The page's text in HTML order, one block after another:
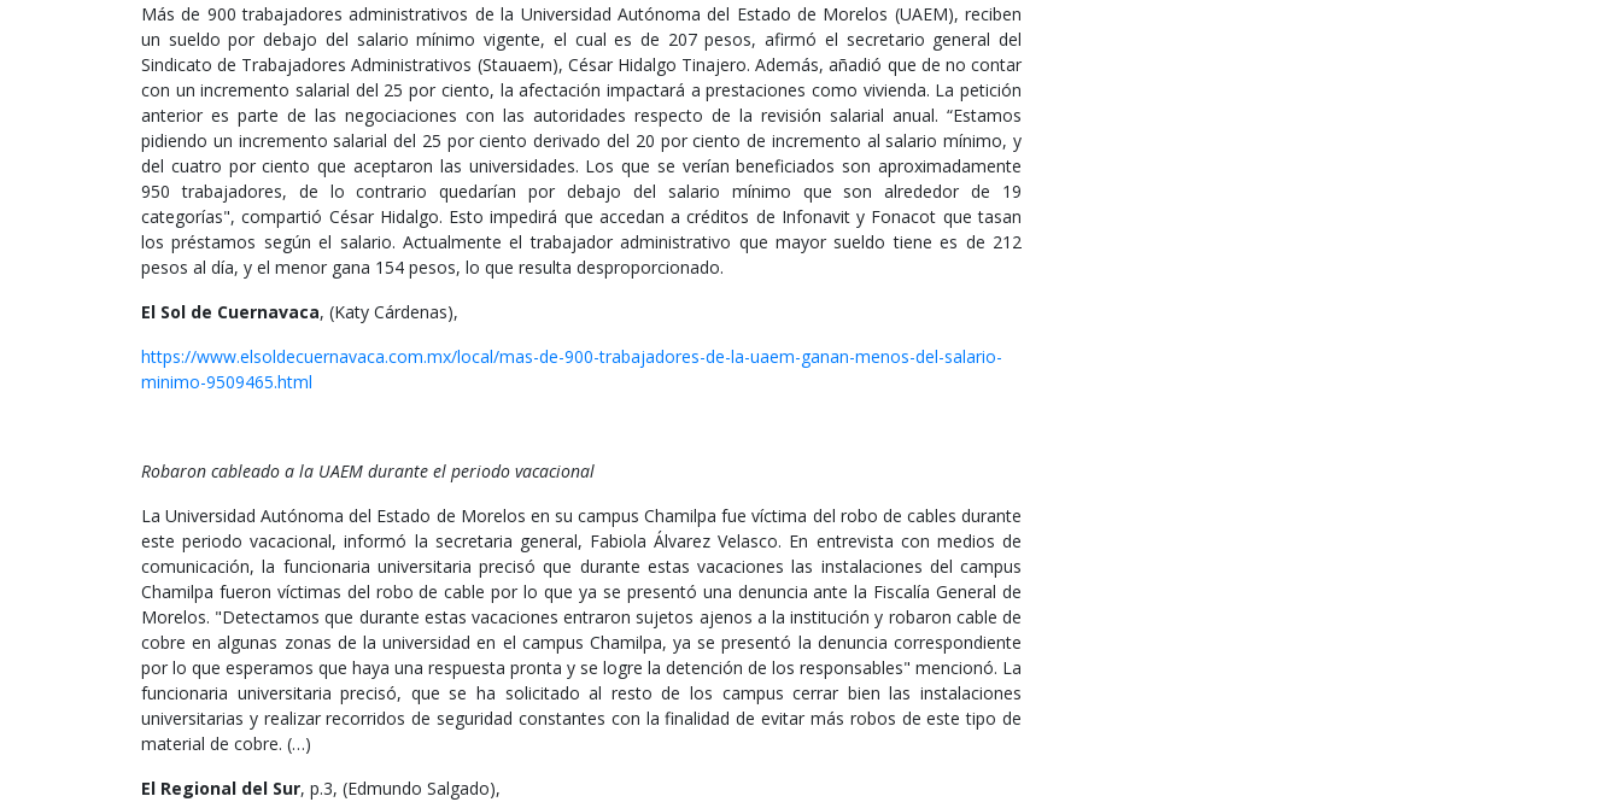
Más de 900 trabajadores administrativos de la Universidad Autónoma del Estado de Morelos (UAEM), reciben
un sueldo por debajo del salario mínimo vigente, el cual es de 207 pesos, afirmó el secretario general del
Sindicato de Trabajadores Administrativos (Stauaem), César Hidalgo Tinajero. Además, añadió que de no contar
con un incremento salarial del 25 por ciento, la afectación impactará a prestaciones como vivienda. La petición
anterior es parte de las negociaciones con las autoridades respecto de la revisión salarial anual. “Estamos
pidiendo un incremento salarial del 25 por ciento derivado del 20 por ciento de incremento al salario mínimo, y
del cuatro por ciento que aceptaron las universidades. Los que se verían beneficiados son aproximadamente
950 trabajadores, de lo contrario quedarían por debajo del salario mínimo que son alrededor de 19
categorías", compartió César Hidalgo. Esto impedirá que accedan a créditos de Infonavit y Fonacot que tasan
los préstamos según el salario. Actualmente el trabajador administrativo que mayor sueldo tiene es de 212
pesos al día, y el menor gana 154 pesos, lo que resulta desproporcionado.
El Sol de Cuernavaca, (Katy Cárdenas),
https://www.elsoldecuernavaca.com.mx/local/mas-de-900-trabajadores-de-la-uaem-ganan-menos-del-salario-
minimo-9509465.html
Robaron cableado a la UAEM durante el periodo vacacional
La Universidad Autónoma del Estado de Morelos en su campus Chamilpa fue víctima del robo de cables durante
este periodo vacacional, informó la secretaria general, Fabiola Álvarez Velasco. En entrevista con medios de
comunicación, la funcionaria universitaria precisó que durante estas vacaciones las instalaciones del campus
Chamilpa fueron víctimas del robo de cable por lo que ya se presentó una denuncia ante la Fiscalía General de
Morelos. "Detectamos que durante estas vacaciones entraron sujetos ajenos a la institución y robaron cable de
cobre en algunas zonas de la universidad en el campus Chamilpa, ya se presentó la denuncia correspondiente
por lo que esperamos que haya una respuesta pronta y se logre la detención de los responsables" mencionó. La
funcionaria universitaria precisó, que se ha solicitado al resto de los campus cerrar bien las instalaciones
universitarias y realizar recorridos de seguridad constantes con la finalidad de evitar más robos de este tipo de
material de cobre. (…)
El Regional del Sur, p.3, (Edmundo Salgado),